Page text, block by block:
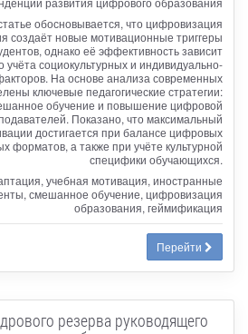
обосновывается, что цифровизация
создаёт новые мотивационные триггеры
однако её эффективность зависит
учёта социокультурных и индивидуально-
На основе анализа современных
ключевые педагогические стратегии:
обучение и повышение цифровой
Показано, что максимальный
достигается при балансе цифровых
форматов, а также при учёте культурной
специфики обучающихся.
учебная мотивация, иностранные
смешанное обучение, цифровизация
образования, геймификация
Перейти
резерва руководящего